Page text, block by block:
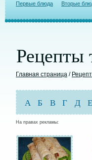
Первые блюда Вторые
Рецепты
Главная страница /
А Б В Г Д Е
На правах рекламы: